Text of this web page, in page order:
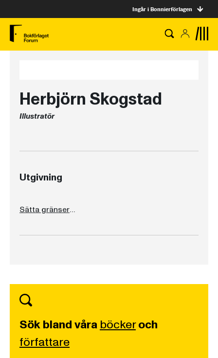
Ingår i Bonnierförlagen
Herbjörn Skogstad
Illustratör
Utgivning
Sätta gränser för barn
Sök bland våra böckeroch
författare